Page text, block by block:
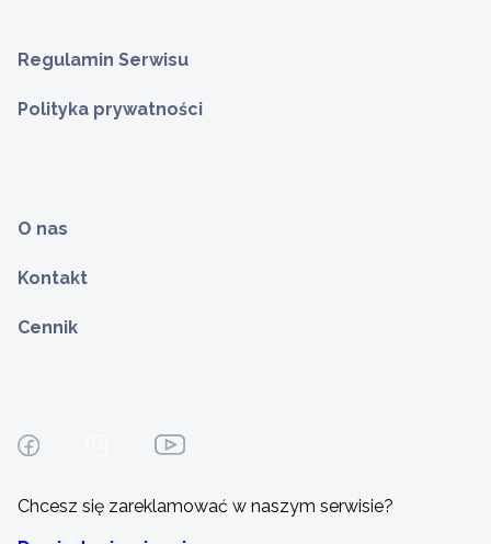
Regulamin Serwisu
Polityka prywatności
O nas
Kontakt
Cennik
Chcesz się zareklamować w naszym serwisie?